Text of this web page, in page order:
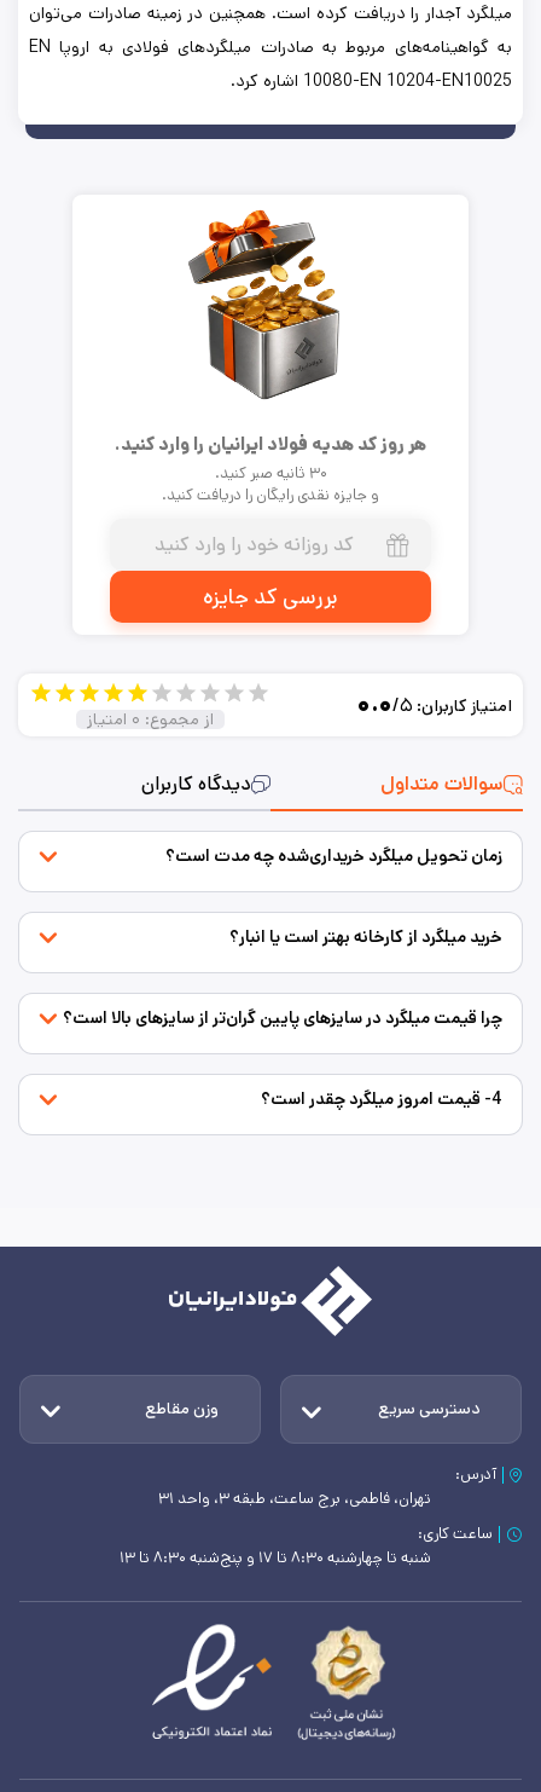
میلگرد آجدار را دریافت کرده است. همچنین در زمینه صادرات می‌توان
به گواهینامه‌های مربوط به صادرات میلگردهای فولادی به اروپا EN
10080-EN 10204-EN10025 اشاره کرد.
هر روز کد هدیه فولاد ایرانیان را وارد کنید.
۳۰ ثانیه صبر کنید.
و جایزه نقدی رایگان را دریافت کنید.
بررسی کد جایزه
سوالات متداول دیدگاه کاربران
امتیاز کاربران: ۰.۰/۵
از مجموع: ۰ امتیاز
زمان تحویل میلگرد خریداری‌شده چه مدت است؟
خرید میلگرد از کارخانه بهتر است یا انبار؟
چرا قیمت میلگرد در سایزهای پایین گران‌تر از سایزهای بالا است؟
4- قیمت امروز میلگرد چقدر است؟
دسترسی سریع وزن مقاطع
آدرس:
تهران، فاطمی، برج ساعت، طبقه ۳، واحد ۳۱
ساعت کاری:
شنبه تا چهارشنبه ۸:۳۰ تا ۱۷ و پنج‌شنبه ۸:۳۰ تا ۱۳